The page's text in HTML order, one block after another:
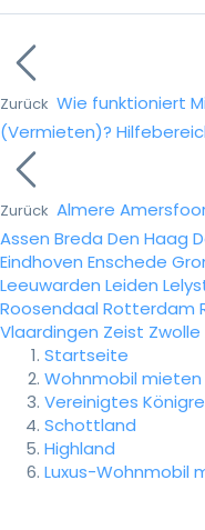
Zurück Wie funktioniert
(Vermieten)?
Zurück Almere
Assen Breda Den Haag
Eindhoven Enschede
Leeuwarden Leiden
Roosendaal Rotterdam
Vlaardingen Zeist Zwolle
Startseite
Wohnmobil mieten
Vereinigtes
Schottland
Highland
Luxus-Wohnmobil